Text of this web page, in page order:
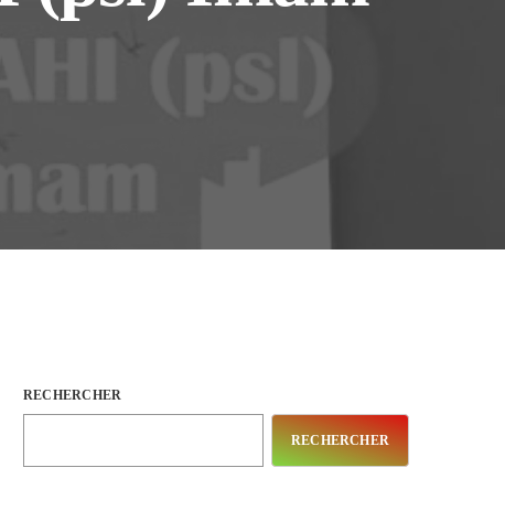
RECHERCHER
RECHERCHER